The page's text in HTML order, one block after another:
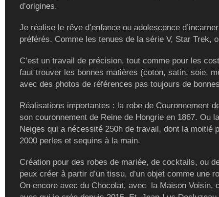
d’origines.
Je réalise le rêve d’enfance ou adolescence
préférés. Comme les tenues de la série V, Star Trek,
C’est un travail de précision, tout comme pour les
faut trouver les bonnes matières (coton, satin, soie,
avec des photos de références pas toujours de
Réalisations importantes : la robe de Couronnement
son couronnement de Reine de Hongrie en 1867. Ou
Neiges qui a nécessité 250h de travail, dont la moitié
2000 perles et sequins à la main.
Création pour des robes de mariée, de cocktails, ou
peux créer à partir d’un tissu, d’un objet comme une
On encore avec du Chocolat, avec la Maison Voisin,